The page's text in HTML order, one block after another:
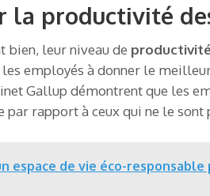
la productivité
bien, leur niveau de
employés à donner le
Gallup démontrent que les
rapport à ceux qui ne le sont
espace de vie éco-